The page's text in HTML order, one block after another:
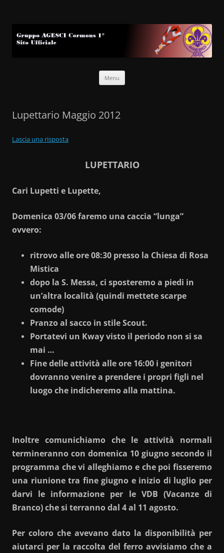
Menu
Lupettario Maggio 2012
Lascia una risposta
LUPETTARIO
Cari Lupetti e Lupette,
Domenica 03/06 faremo una caccia “lunga”
ovvero:
ritrovo alle ore 08:30 presso la Chiesa di Rosa
Mistica
dopo la S. Messa, ci sposteremo a piedi in
un’altra località (quindi mettete scarpe
comode)
Pranzo al sacco in stile Scout.
Portatevi un Kway visto il periodo non si sa
mai …
Fine delle attività alle ore 16:00 i genitori
dovranno venire a prendere i propri figli nel
luogo che indicheremo alla mattina.
Inoltre comunichiamo che le attività normali
termineranno con domenica 10 giugno secondo il
programma che vi alleghiamo e che poi fisseremo
una riunione tra fine giugno e inizio di luglio per
darvi le informazione per le VDB (Vacanze di
Branco) che si terranno dal 4 al 11 agosto.
Per coloro che avevano dato la disponibilità per
aiutarci per la raccolta del ferro avvisiamo che a